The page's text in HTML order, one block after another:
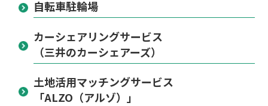
自転車駐輪場
カーシェアリングサービス
（三井のカーシェアーズ）
土地活用マッチングサービス
「ALZO（アルゾ）」